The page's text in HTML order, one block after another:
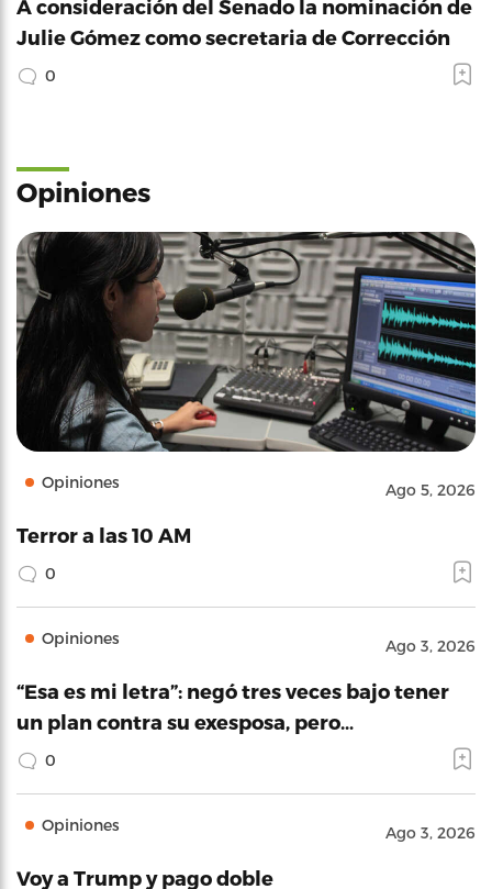
A consideración del Senado la nominación de
Julie Gómez como secretaria de Corrección
0
Opiniones
Opiniones Ago 5, 2026
Terror a las 10 AM
0
Opiniones Ago 3, 2026
“Esa es mi letra”: negó tres veces bajo tener
un plan contra su exesposa, pero…
0
Opiniones Ago 3, 2026
Voy a Trump y pago doble